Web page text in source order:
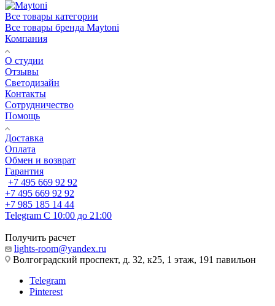
Все товары категории
Все товары бренда Maytoni
Компания
О студии
Отзывы
Светодизайн
Контакты
Сотрудничество
Помощь
Доставка
Оплата
Обмен и возврат
Гарантия
+7 495 669 92 92
+7 495 669 92 92
+7 985 185 14 44
Telegram С 10:00 до 21:00
Получить расчет
lights-room@yandex.ru
Волгоградский проспект, д. 32, к25, 1 этаж, 191 павильон
Telegram
Pinterest